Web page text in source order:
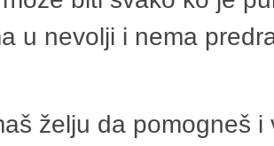
u nevolji i nema
želju da pomogneš